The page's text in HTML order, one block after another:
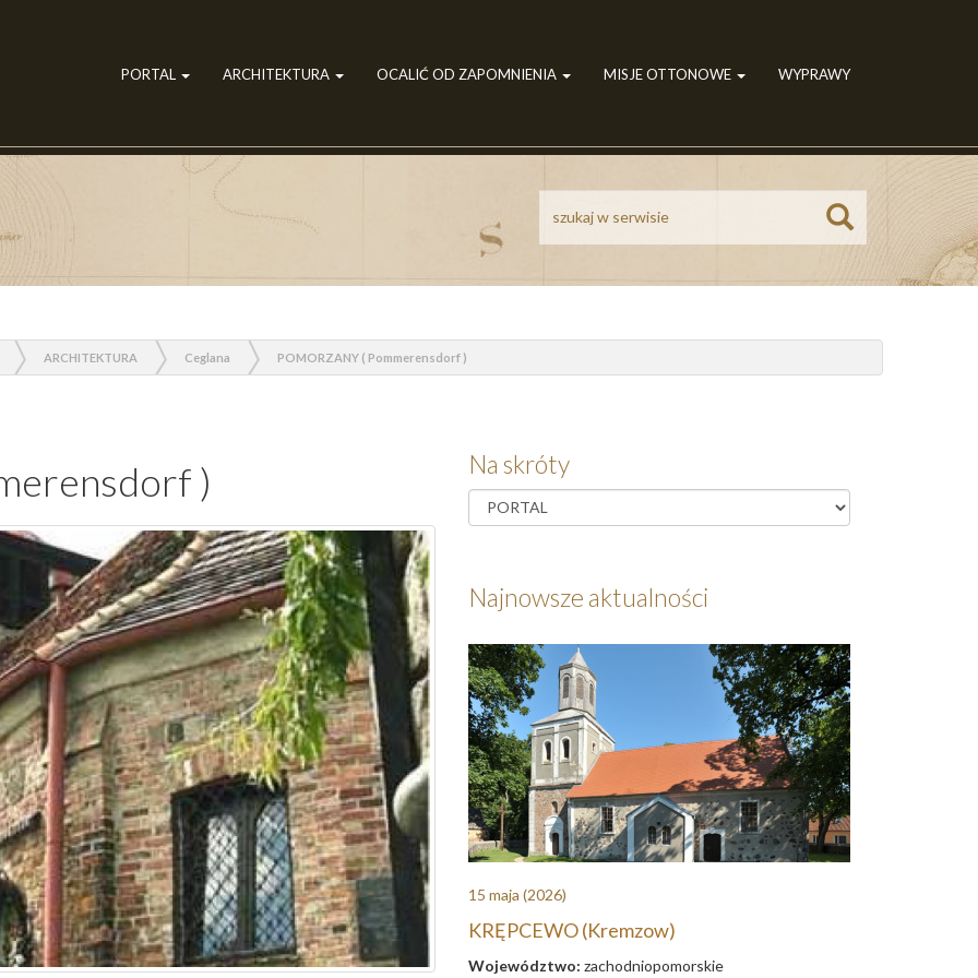
PORTAL ARCHITEKTURA OCALIĆ OD ZAPOMNIENIA MISJE OTTONOWE WYPRAWY
ARCHITEKTURA Ceglana POMORZANY ( Pommerensdorf )
) Na skróty
Najnowsze aktualności
15 maja (2026)
KRĘPCEWO (Kremzow)
Województwo: zachodniopomorskie